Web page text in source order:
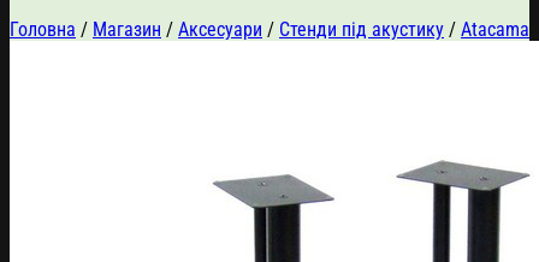
Головна / Магазин / Аксесуари / Стенди під акустику / Atacama